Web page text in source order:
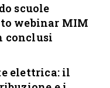
scuole
webinar MIM
conclusi
elettrica: il